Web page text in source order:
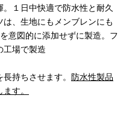
１日中快適で防水性と耐久
、生地にもメンブレンにも
意図的に添加せずに製造。フ
工場で製造
持ちさせます。 防水性製品
す。